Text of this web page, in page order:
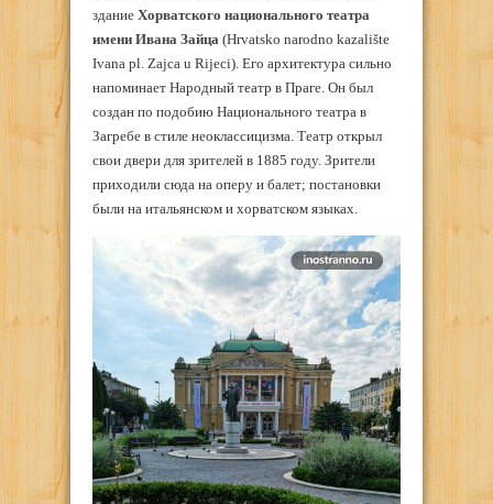
здание Хорватского национального театра
имени Ивана Зайца (Hrvatsko narodno kazalište
Ivana pl. Zajca u Rijeci). Его архитектура сильно
напоминает Народный театр в Праге. Он был
создан по подобию Национального театра в
Загребе в стиле неоклассицизма. Театр открыл
свои двери для зрителей в 1885 году. Зрители
приходили сюда на оперу и балет; постановки
были на итальянском и хорватском языках.